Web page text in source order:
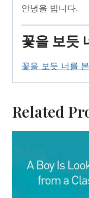
안녕을 빕니다.
꽃을 보듯
꽃을 보듯 너를
Related